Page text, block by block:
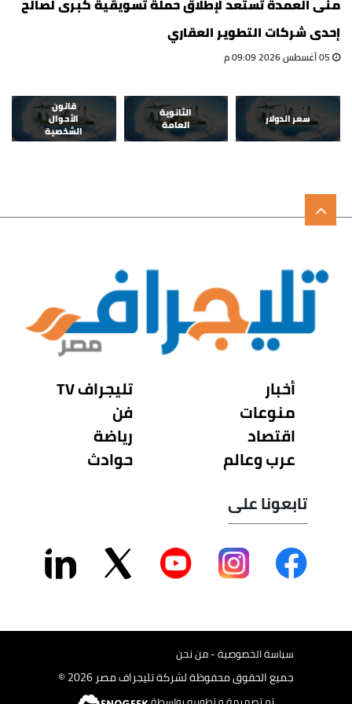
منى العمدة تستعد لإطلاق حملة تسويقية كبرى لصالح
إحدى شركات التطوير العقاري
سعر الدولار
الثانوية
العامة
قانون
الأحوال
الشخصية
أخبار
منوعات
اقتصاد
عرب وعالم
تليجراف TV
فن
رياضة
حوادث
تابعونا على
سياسة الخصوصية - من نحن
جميع الحقوق محفوظة لشركة تليجراف مصر 2026 ©